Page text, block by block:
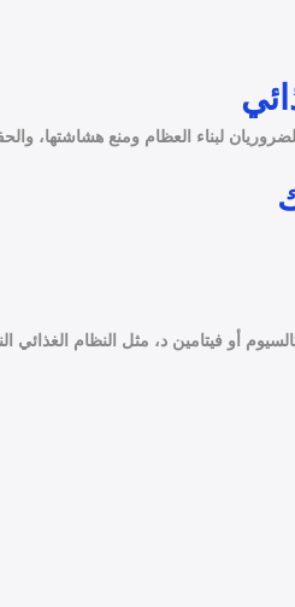
لبناء العظام ومنع هشاشتها،
أو فيتامين د، مثل النظام الغذائي